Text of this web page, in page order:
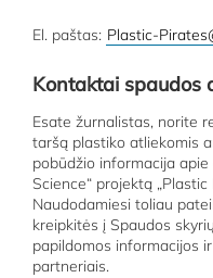
El. paštas: Plastic-
Kontaktai spaudos
Esate žurnalistas, norite
taršą plastiko atliekomis
pobūdžio informacija
Science“ projektą
Naudodamiesi toliau
kreipkitės į Spaudos
papildomos informacijos
partneriais.